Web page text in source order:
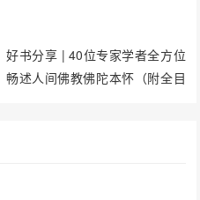
好书分享 | 40位专家学者全方位
畅述人间佛教佛陀本怀（附全目